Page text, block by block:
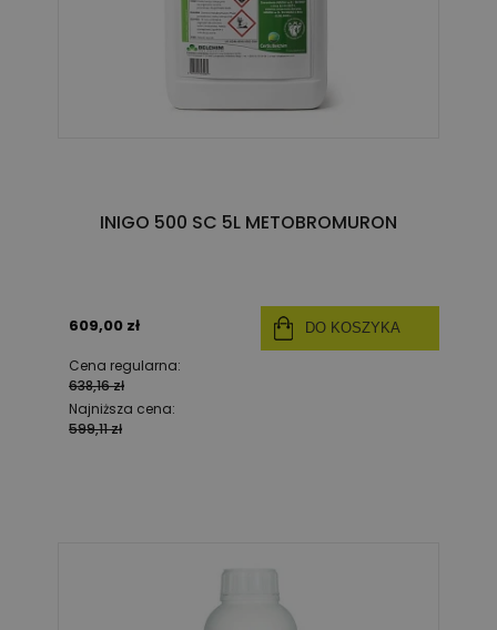
INIGO 500 SC 5L METOBROMURON
609,00 zł
Cena regularna:
638,16 zł
Najniższa cena:
599,11 zł
DO KOSZYKA